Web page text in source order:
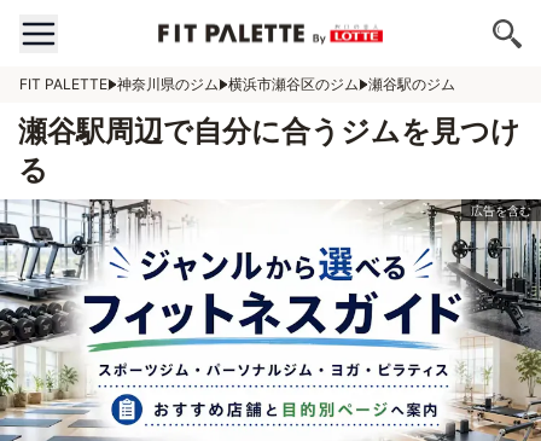
FIT PALETTE 神奈川県のジム 横浜市瀬谷区のジム 瀬谷駅のジム
瀬谷駅周辺で自分に合うジムを見つけ
る